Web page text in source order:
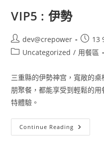
VIP5 : 伊勢
dev@crepower
13
Uncategorized / 用餐區
三重縣的伊勢神宫，寬敞的
朋聚餐，都能享受到輕鬆的
特體驗。
Continue Reading